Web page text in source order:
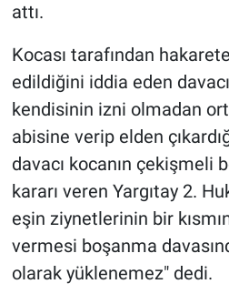
attı.
Kocası tarafından
edildiğini iddia eden davacı
kendisinin izni olmadan
abisine verip elden
davacı kocanın çekişmeli
kararı veren Yargıtay 2.
eşin ziynetlerinin bir
vermesi boşanma
olarak yüklenemez" dedi.